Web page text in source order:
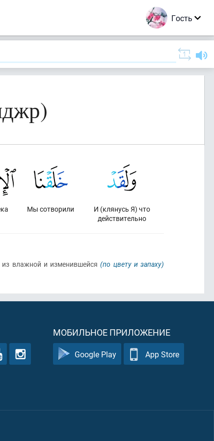
Гость
И (клянусь Я) что
действительно
Мы сотворили
из влажной и изменившейся(по цвету и запаху)
МОБИЛЬНОЕ ПРИЛОЖЕНИЕ
Google Play App Store